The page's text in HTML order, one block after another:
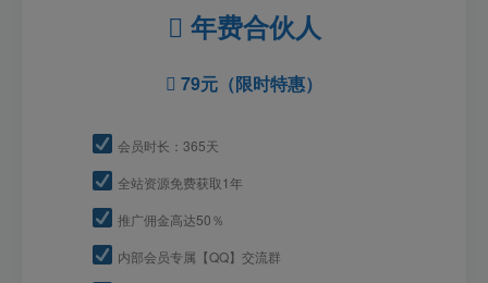
年费合伙人
79元（限时特惠）
会员时长：365天
全站资源免费获取1年
推广佣金高达50％
内部会员专属【QQ】交流群